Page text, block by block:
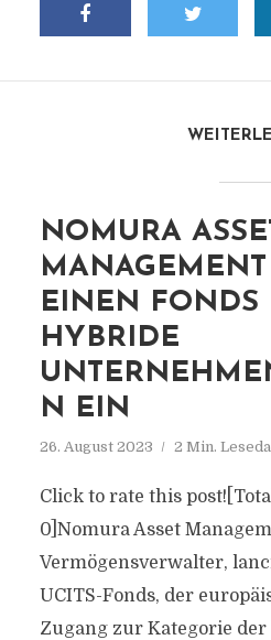
NOMURA
EINEN FONDS
HYBRIDE
N EIN
26. August 2023 2 Min.
Click to rate this
0]Nomura Asset
Vermögensverwalter,
UCITS-Fonds, der
Zugang zur Kategorie